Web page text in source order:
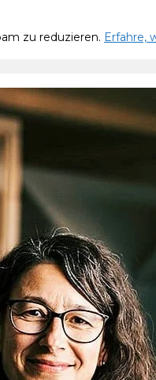
zu reduzieren. Erfahre,